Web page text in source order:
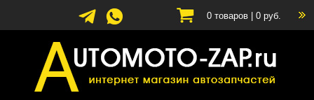
0 товаров | 0 руб.